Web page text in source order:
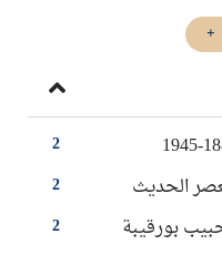
2
2 الحديث
2
بورقيبة